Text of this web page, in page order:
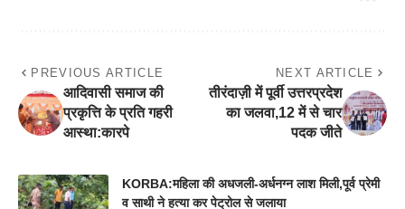
PREVIOUS ARTICLE
आदिवासी समाज की
प्रकृत्ति के प्रति गहरी
आस्था:कारपे
NEXT ARTICLE
तीरंदाज़ी में पूर्वी उत्तरप्रदेश
का जलवा,12 में से चार
पदक जीते
KORBA:महिला की अधजली-अर्धनग्न लाश मिली,पूर्व प्रेमी
व साथी ने हत्या कर पेट्रोल से जलाया